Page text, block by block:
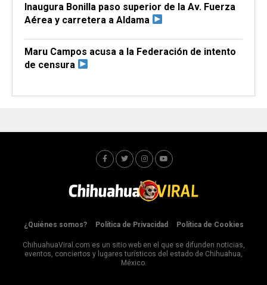
Inaugura Bonilla paso superior de la Av. Fuerza
Aérea y carretera a Aldama
Maru Campos acusa a la Federación de intento
de censura
¿Quiénes somos? Política de Privacidad Política de Cookies
ChihuahuaViral.com es un sitio web en el que se difunden noticias,
eventos, conciertos y lugares turísticos del estado de Chihuahua,
México.